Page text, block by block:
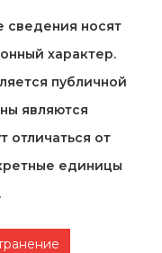
сведения носят
характер.
публичной
являются
отличаться от
единицы